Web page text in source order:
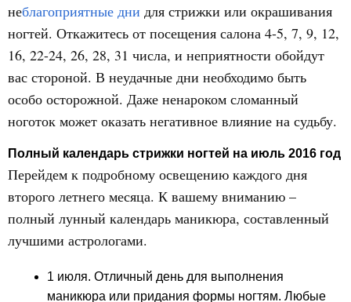
неблагоприятные дни для стрижки или окрашивания
ногтей. Откажитесь от посещения салона 4-5, 7, 9, 12,
16, 22-24, 26, 28, 31 числа, и неприятности обойдут
вас стороной. В неудачные дни необходимо быть
особо осторожной. Даже ненароком сломанный
ноготок может оказать негативное влияние на судьбу.
Полный календарь стрижки ногтей на июль 2016 год
Перейдем к подробному освещению каждого дня
второго летнего месяца. К вашему вниманию –
полный лунный календарь маникюра, составленный
лучшими астрологами.
1 июля. Отличный день для выполнения
маникюра или придания формы ногтям. Любые